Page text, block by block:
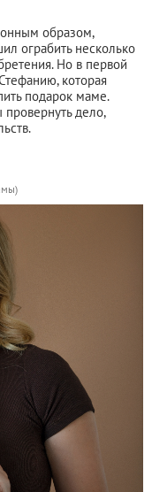
образом,
ограбить несколько
Но в первой
которая
подарок маме.
провернуть дело,